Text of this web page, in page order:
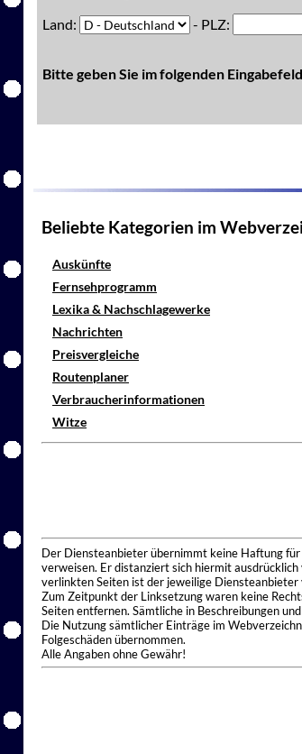
Land:
- PLZ:
Bitte geben Sie im folgenden
Beliebte Kategorien im
Auskünfte
Fernsehprogramm
Lexika & Nachschlagewerke
Nachrichten
Preisvergleiche
Routenplaner
Verbraucherinformationen
Witze
Der Diensteanbieter übernimmt keine Haftung
verweisen. Er distanziert sich hiermit
verlinkten Seiten ist der jeweilige
Zum Zeitpunkt der Linksetzung waren keine
Seiten entfernen. Sämtliche in Beschreibungen
Die Nutzung sämtlicher Einträge im
Folgeschäden übernommen.
Alle Angaben ohne Gewähr!